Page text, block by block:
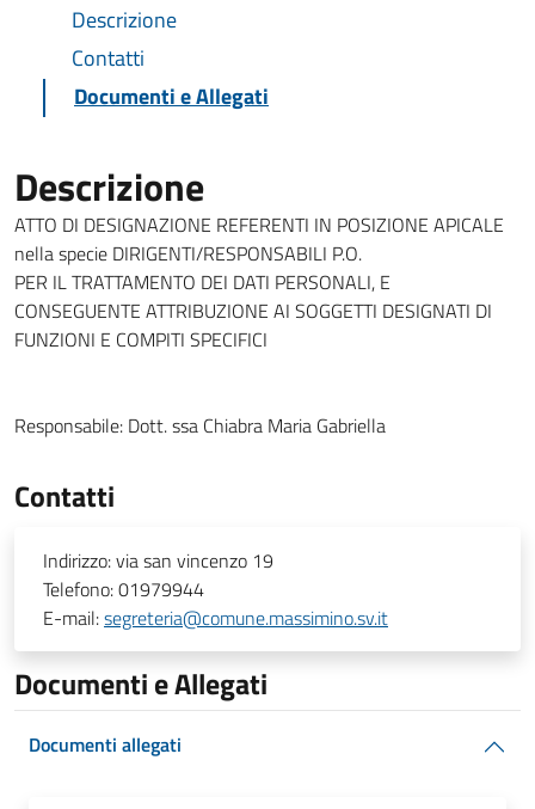
Descrizione
Contatti
Documenti e Allegati
Descrizione
ATTO DI DESIGNAZIONE REFERENTI IN POSIZIONE APICALE
nella specie DIRIGENTI/RESPONSABILI P.O.
PER IL TRATTAMENTO DEI DATI PERSONALI, E
CONSEGUENTE ATTRIBUZIONE AI SOGGETTI DESIGNATI DI
FUNZIONI E COMPITI SPECIFICI
Responsabile: Dott. ssa Chiabra Maria Gabriella
Contatti
Indirizzo:via san vincenzo 19
Telefono:01979944
E-mail:segreteria@comune.massimino.sv.it
Documenti e Allegati
Documenti allegati